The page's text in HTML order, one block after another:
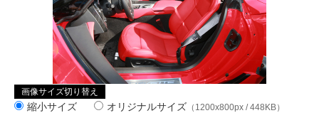
画像サイズ切り替え
縮小サイズ オリジナルサイズ （1200x800px / 448KB）